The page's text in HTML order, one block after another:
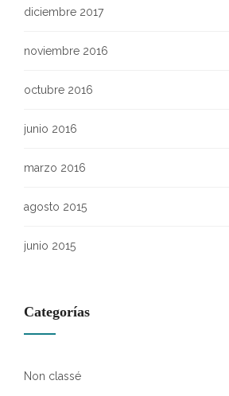
diciembre 2017
noviembre 2016
octubre 2016
junio 2016
marzo 2016
agosto 2015
junio 2015
Categorías
Non classé